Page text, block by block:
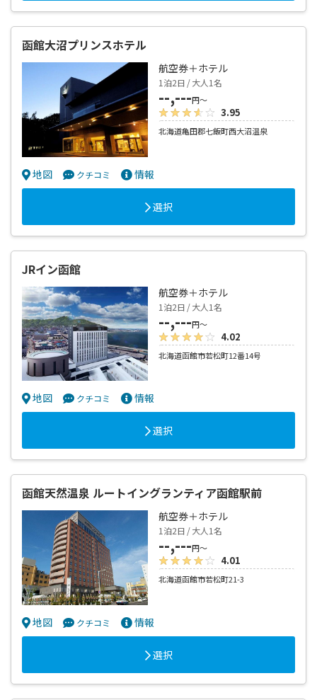
函館大沼プリンスホテル
航空券＋ホテル
1泊2日 / 大人1名
--,---円～
3.95
北海道亀田郡七飯町西大沼温泉
地図 クチコミ 情報
選択
JRイン函館
航空券＋ホテル
1泊2日 / 大人1名
--,---円～
4.02
北海道函館市若松町12番14号
地図 クチコミ 情報
選択
函館天然温泉 ルートイングランティア函館駅前
航空券＋ホテル
1泊2日 / 大人1名
--,---円～
4.01
北海道函館市若松町21-3
地図 クチコミ 情報
選択